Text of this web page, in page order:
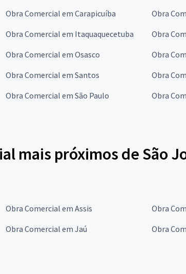
Obra Comercial em Carapicuíba
Obra
Obra Comercial em Itaquaquecetuba
Obra
Obra Comercial em Osasco
Obra
Obra Comercial em Santos
Obra
Obra Comercial em São Paulo Obra
mais próximos de São
Obra Comercial em Assis
Obra
Obra Comercial em Jaú
Obra